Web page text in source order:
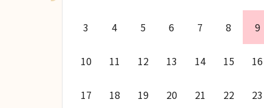
3 4 5 6 7 8 9
10 11 12 13 14 15 16
17 18 19 20 21 22 23